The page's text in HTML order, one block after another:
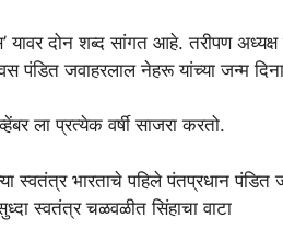
यावर दोन शब्द सांगत आहे. तरीपण
पंडित जवाहरलाल नेहरू यांच्या जन्म
ला प्रत्येक वर्षी साजरा करतो.
स्वतंत्र भारताचे पहिले पंतप्रधान
स्वतंत्र चळवळीत सिंहाचा वाटा